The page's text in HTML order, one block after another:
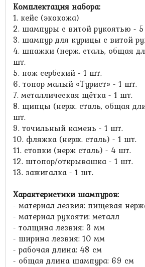
Комплектация набора:
1. кейс (экокожа)
2. шампуры с витой рукоятью -
3. шампур для курицы с витой
4. шпажки (нерж. сталь, общая
шт.
5. нож сербский - 1 шт.
6. топор малый «Турист» - 1 шт.
7. металлическая щётка - 1 шт.
8. щипцы (нерж. сталь, общая
шт.
9. точильный камень - 1 шт.
10. фляжка (нерж. сталь) - 1 шт.
11. стопки (нерж сталь) - 4 шт.
12. штопор/открывашка - 1 шт.
13. зажигалка - 1 шт.
Характеристики шампуров:
- материал лезвия: пищевая
- материал рукояти: металл
- толщина лезвия: 3 мм
- ширина лезвия: 10 мм
- рабочая длина: 48 см
- общая длина шампура: 69 см